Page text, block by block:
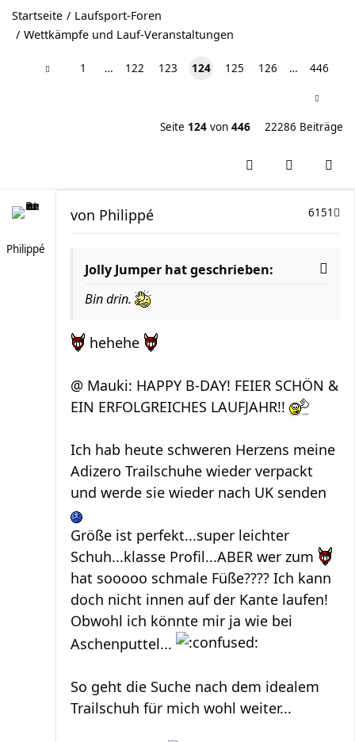
Startseite
Laufsport-Foren
Wettkämpfe und Lauf-Veranstaltungen
1 … 122 123 124 125 126 … 446
Seite 124 von 446 22286 Beiträge
Philippé
6151
von Philippé
Jolly Jumper hat geschrieben:
Bin drin.
hehehe
@ Mauki: HAPPY B-DAY! FEIER SCHÖN &
EIN ERFOLGREICHES LAUFJAHR!!
Ich hab heute schweren Herzens meine
Adizero Trailschuhe wieder verpackt
und werde sie wieder nach UK senden
Größe ist perfekt...super leichter
Schuh...klasse Profil...ABER wer zum
hat sooooo schmale Füße???? Ich kann
doch nicht innen auf der Kante laufen!
Obwohl ich könnte mir ja wie bei
Aschenputtel...
So geht die Suche nach dem idealem
Trailschuh für mich wohl weiter...